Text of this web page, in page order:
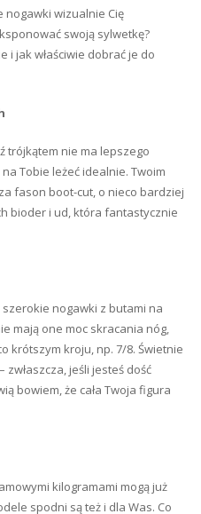
nogawki wizualnie Cię
swoją sylwetkę?
i jak właściwie dobrać je do
trójkątem nie ma lepszego
na Tobie leżeć idealnie. Twoim
fason boot-cut, o nieco bardziej
bioder i ud, która fantastycznie
szerokie nogawki z butami na
mają one moc skracania nóg,
krótszym kroju, np. 7/8. Świetnie
zwłaszcza, jeśli jesteś dość
bowiem, że cała Twoja figura
kilogramami mogą już
spodni są też i dla Was. Co